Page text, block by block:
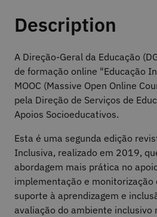
Description
A Direção-Geral da Educação
de formação online "Educação
MOOC (Massive Open Online
pela Direção de Serviços de
Apoios Socioeducativos.
Esta é uma segunda edição
Inclusiva, realizado em 2019,
abordagem mais prática no
implementação e monitorização
suporte à aprendizagem e
avaliação do ambiente inclusivo